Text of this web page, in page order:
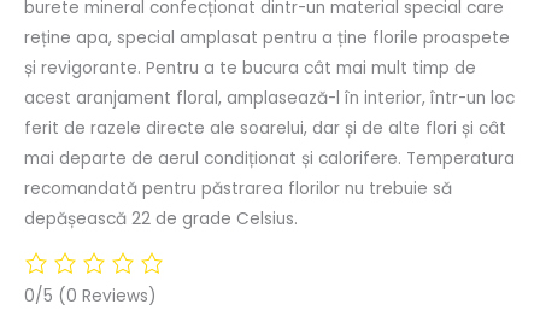
burete mineral confecționat dintr-un material special care
reține apa, special amplasat pentru a ține florile proaspete
și revigorante. Pentru a te bucura cât mai mult timp de
acest aranjament floral, amplasează-l în interior, într-un loc
ferit de razele directe ale soarelui, dar și de alte flori și cât
mai departe de aerul condiționat și calorifere. Temperatura
recomandată pentru păstrarea florilor nu trebuie să
depășească 22 de grade Celsius.
0/5 (0 Reviews)